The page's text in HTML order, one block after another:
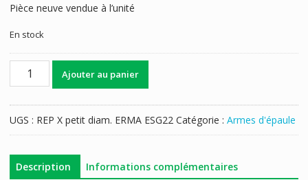
Pièce neuve vendue à l’unité
En stock
quantité
PETIT
ERMA
EM1
Ajouter au panier
UGS : REP X petit diam. ERMA ESG22 Catégorie : Armes d'épaule
Description Informations complémentaires